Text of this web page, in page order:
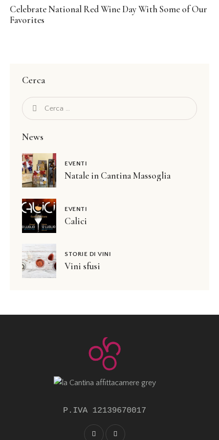
Celebrate National Red Wine Day With Some of Our
Favorites
Cerca
News
EVENTI
Natale in Cantina Massoglia
EVENTI
Calici
STORIE DI VINI
Vini sfusi
P.IVA 12139670017